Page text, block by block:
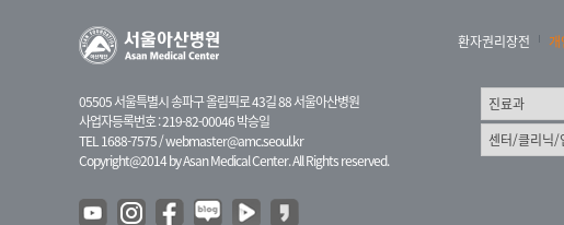
05505 서울특별시 송파구 올림픽로 43길 88 서울아산병원
사업자등록번호 : 219-82-00046 박승일
TEL 1688-7575 /webmaster@amc.seoul.kr
Copyright@2014 by Asan Medical Center. All Rights reserved.
환자권리장전